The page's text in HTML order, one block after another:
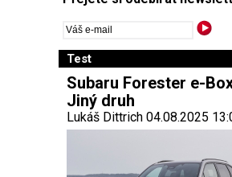
Test
Subaru Forester e-
Jiný druh
Lukáš Dittrich 04.08.2025